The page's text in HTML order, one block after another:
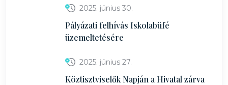
2025. június 30.
Pályázati felhívás Iskolabüfé
üzemeltetésére
2025. június 27.
Köztisztviselők Napján a Hivatal zárva